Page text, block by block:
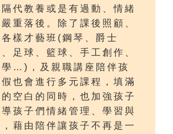
代教養或是有過動、情緒
重落後。除了課後照顧、
樣才藝班(鋼琴、爵士
足球、籃球、手工創作、
學…)，及親職講座陪伴孩
也會進行多元課程，填滿
空白的同時，也加強孩子
孩子們情緒管理、學習與
藉由陪伴讓孩子不再是一